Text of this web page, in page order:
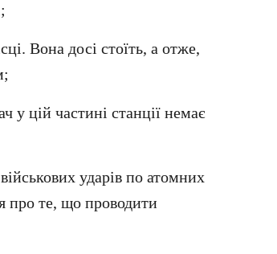
Вона досі стоїть, а отже,
у цій частині станції немає
ударів по атомних
про те, що проводити